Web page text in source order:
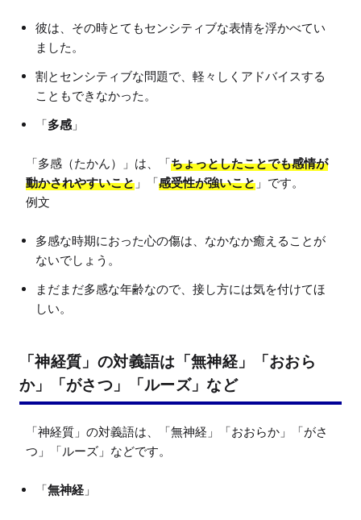
彼は、その時とてもセンシティブな表情を浮かべてい
ました。
割とセンシティブな問題で、軽々しくアドバイスする
こともできなかった。
「多感」
「多感（たかん）」は、「ちょっとしたことでも感情が
動かされやすいこと 」「感受性が強いこと 」です。
多感な時期におった心の傷は、なかなか癒えることが
ないでしょう。
まだまだ多感な年齢なので、接し方には気を付けてほ
しい。
「神経質」の対義語は「無神経」「おおら
か」「がさつ」「ルーズ」など
「神経質」の対義語は、「無神経」「おおらか」「がさ
「無神経 」